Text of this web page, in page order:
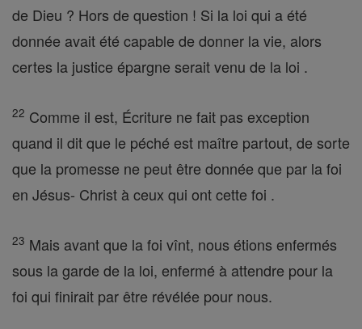
de Dieu ? Hors de question ! Si la loi qui a été
donnée avait été capable de donner la vie, alors
certes la justice épargne serait venu de la loi .
22 Comme il est, Écriture ne fait pas exception
quand il dit que le péché est maître partout, de sorte
que la promesse ne peut être donnée que par la foi
en Jésus- Christ à ceux qui ont cette foi .
23 Mais avant que la foi vînt, nous étions enfermés
sous la garde de la loi, enfermé à attendre pour la
foi qui finirait par être révélée pour nous.